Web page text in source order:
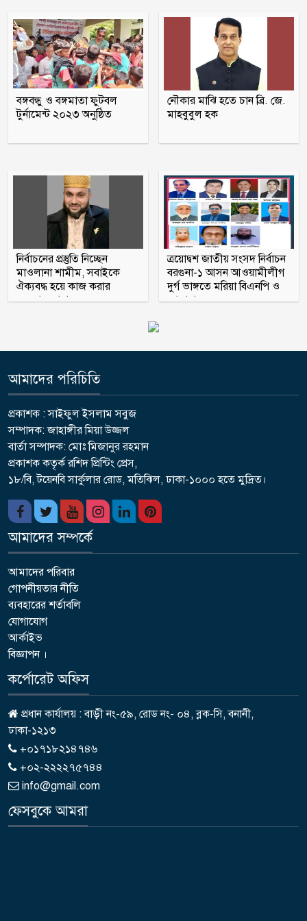
মাঠে নামছে ৮ আন্তর্জাতিক সংস্থা
ফরিদপুরে বৈষম্য বিরোধী ছাত্র আন্দোলনের
মামলায় আওয়ামীলীগ নেতা গ্রেফতার
দশমিনায় ৫১ ঘণ্টা পর তেঁতুলিয়া নদীতে
‘ভাইরাল মিজান’ গ্রেফতার
বঙ্গবন্ধু ও বঙ্গমাতা ফুটবল
টুর্নামেন্ট ২০২৩ অনুষ্ঠিত
নৌকার মাঝি হতে চান ব্রি. জে.
মাহবুবুল হক
নির্বাচনের প্রস্তুতি নিচ্ছেন
মাওলানা শামীম, সবাইকে
ঐক্যবদ্ধ হয়ে কাজ করার
অহব্বান জানান
ত্রয়োদ্বশ জাতীয় সংসদ নির্বাচন
বরগুনা-১ আসন আওয়ামীলীগ
দুর্গ ভাঙ্গতে মরিয়া বিএনপি ও
জামায়াত
আমাদের পরিচিতি
প্রকাশক : সাইফুল ইসলাম সবুজ
সম্পাদক: জাহাঙ্গীর মিয়া উজ্জল
বার্তা সম্পাদক: মোঃ মিজানুর রহমান
প্রকাশক কতৃর্ক রশিদ প্রিন্টিং প্রেস,
১৮/বি, টয়েনবি সার্কুলার রোড, মতিঝিল, ঢাকা-১০০০ হতে মুদ্রিত।
আমাদের সম্পর্কে
আমাদের পরিবার
গোপনীয়তার নীতি
ব্যবহারের শর্তাবলি
যোগাযোগ
আর্কাইভ
বিজ্ঞাপন ।
কর্পোরেট অফিস
প্রধান কার্যালয় : বাড়ী নং-৫৯, রোড নং- ০৪, ব্লক-সি, বনানী,
ঢাকা-১২১৩
+০১৭১৮২১৪৭৪৬
+০২-২২২২৭৫৭৪৪
info@gmail.com
ফেসবুকে আমরা